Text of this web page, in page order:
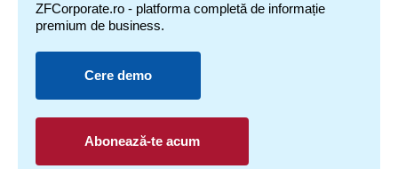
ZFCorporate.ro - platforma completă de informație
premium de business.
Cere demo
Abonează-te acum